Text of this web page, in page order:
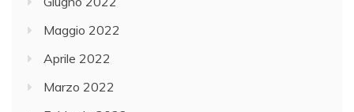
Maggio 2022
Aprile 2022
Marzo 2022